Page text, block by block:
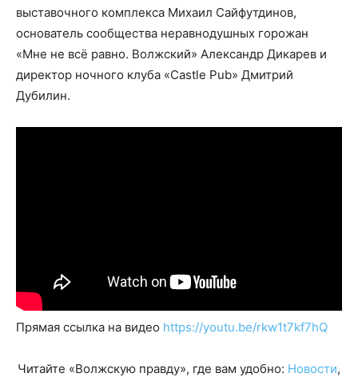
выставочного комплекса Михаил Сайфутдинов,
основатель сообщества неравнодушных горожан
«Мне не всё равно. Волжский» Александр Дикарев и
директор ночного клуба «Castle Pub» Дмитрий
Дубилин.
Прямая ссылка на видео https://youtu.be/rkw1t7kf7hQ
Читайте «Волжскую правду», где вам удобно: Новости,